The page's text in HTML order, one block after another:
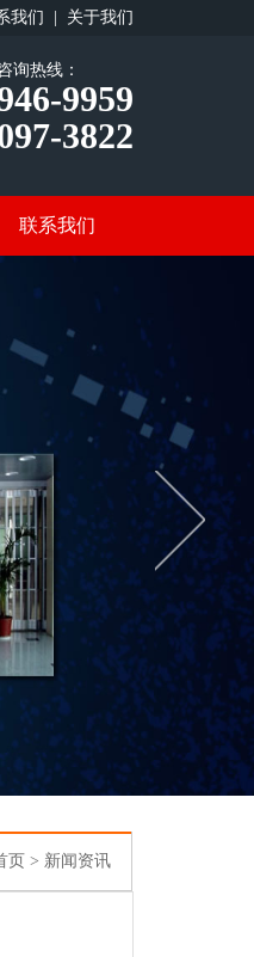
我们 | 关于我们
询热线：
9959
3822
联系我们
页 > 新闻资讯